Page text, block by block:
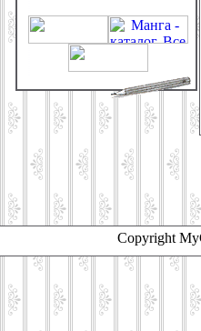
Copyright